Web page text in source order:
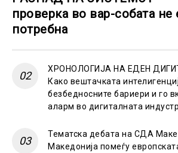
проверка во вар-собата не
потребна
ХРОНОЛОГИЈА НА ЕДЕН
Како вештачката
безбедносните бариери и го
аларм во дигиталната
Тематска дебата на СДА
Македонија помеѓу